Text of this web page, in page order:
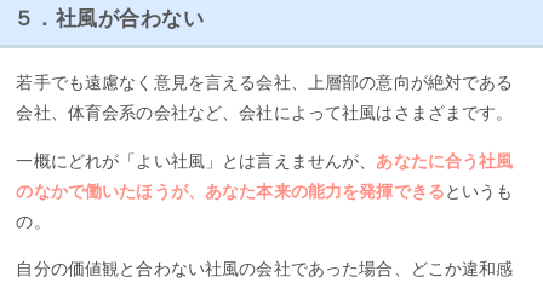
５．社風が合わない
若手でも遠慮なく意見を言える会社、上層部の意向が絶対である
会社、体育会系の会社など、会社によって社風はさまざまです。
一概にどれが「よい社風」とは言えませんが、 あなたに合う社風
のなかで働いたほうが、あなた本来の能力を発揮できるというも
の。
自分の価値観と合わない社風の会社であった場合、どこか違和感